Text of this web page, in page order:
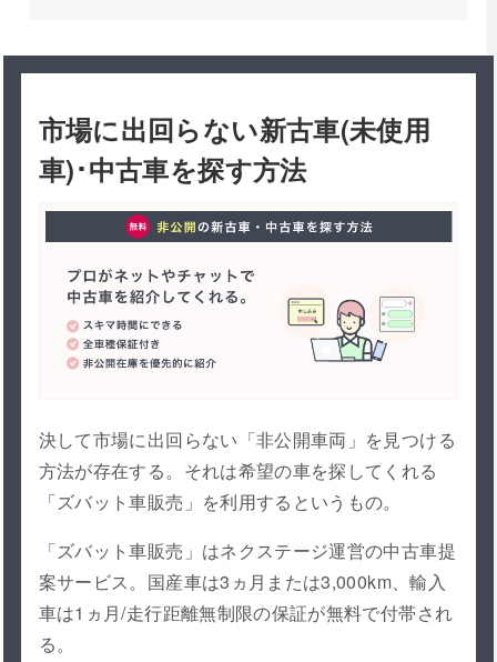
市場に出回らない新古車(未使用
車)･中古車を探す方法
決して市場に出回らない「非公開車両」を見つける
方法が存在する。それは希望の車を探してくれる
「ズバット車販売」を利用するというもの。
「ズバット車販売」はネクステージ運営の中古車提
案サービス。国産車は3ヵ月または3,000km、輸入
車は1ヵ月/走行距離無制限の保証が無料で付帯され
る。